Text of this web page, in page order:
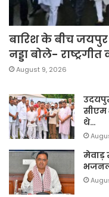
बारिश के बीच जयपुर
नड्डा बोले-
August 9, 2026
सीएम
थे…
मेवाड़